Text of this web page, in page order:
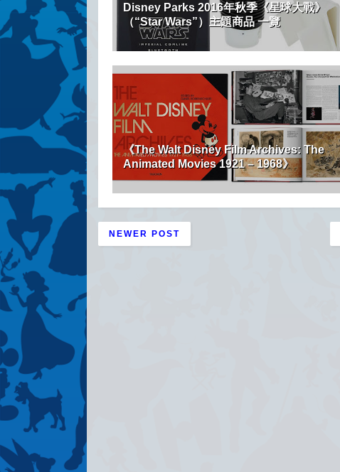
Disney Parks 2016年秋季《星球大戰》
（“Star Wars”）主題商品 一覽
《The Walt Disney Film Archives: The
Animated Movies 1921 – 1968》
NEWER POST